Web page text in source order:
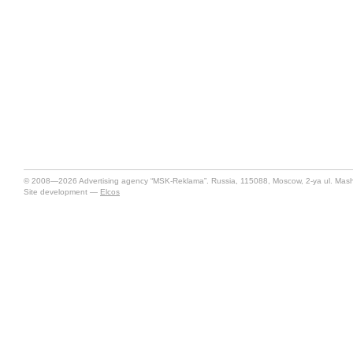
© 2008—2026 Advertising agency “MSK-Reklama”. Russia, 115088, Moscow, 2-ya ul.
Site development — Elcos